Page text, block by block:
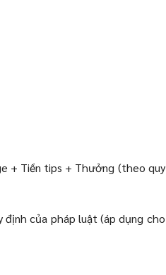
+ Tiền tips + Thưởng (theo quy
của pháp luật (áp dụng cho